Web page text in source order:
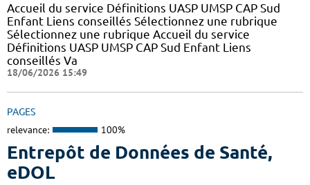
Accueil du service Définitions UASP UMSP CAP Sud
Enfant Liens conseillés Sélectionnez une rubrique
Sélectionnez une rubrique Accueil du service
Définitions UASP UMSP CAP Sud Enfant Liens
conseillés Va
18/06/2026 15:49
PAGES
relevance: 100%
Entrepôt de Données de Santé,
eDOL